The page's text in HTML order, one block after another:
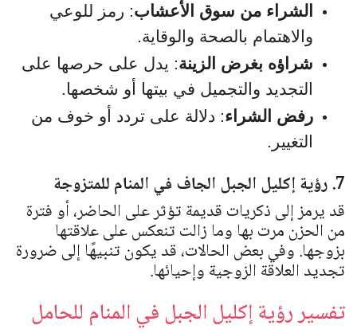
الشراء من سوق الأعشاب: رمز للوعي
والاهتمام بالصحة والوقاية.
شراؤه بغرض الزينة: يدل على حرصها على
التجديد والتجميل في بيتها أو شخصها.
رفض الشراء: دلالة على تردد أو خوف من
التغيير.
7. رؤية إكليل الجبل الجاف في المنام للمتزوجة
قد يرمز إلى ذكريات قديمة تؤثر على الحاضر، أو فترة
من الحزن مرت بها وما زالت تنعكس على علاقتها
بزوجها. وفي بعض الحالات، قد يكون تنبيهًا إلى ضرورة
تجديد العلاقة الزوجية وإحيائها.
تفسير رؤية إكليل الجبل في المنام للحامل